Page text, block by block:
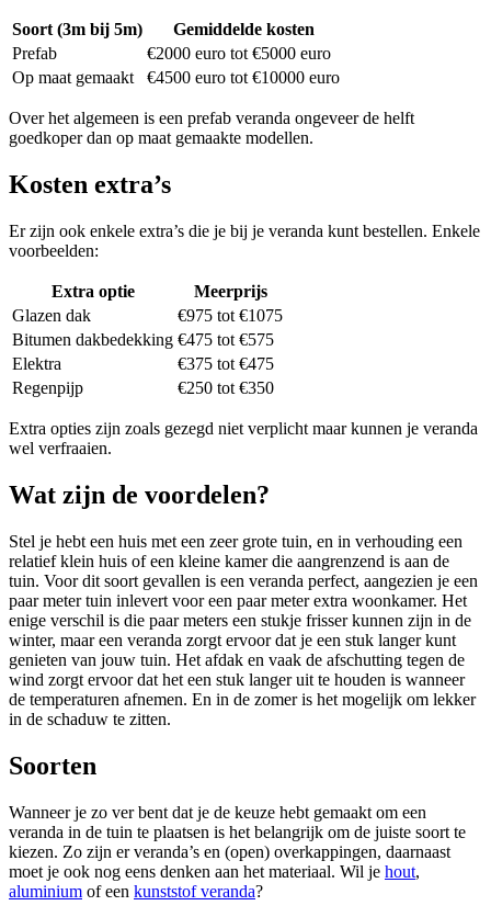
Soort (3m bij 5m)
Gemiddelde kosten
Prefab
€2000 euro tot €5000 euro
Op maat gemaakt
€4500 euro tot €10000 euro
Over het algemeen is een prefab veranda ongeveer de helft
goedkoper dan op maat gemaakte modellen.
Kosten extra’s
Er zijn ook enkele extra’s die je bij je veranda kunt bestellen. Enkele
voorbeelden:
Extra optie
Meerprijs
Glazen dak
€975 tot €1075
Bitumen dakbedekking €475 tot €575
Elektra
€375 tot €475
Regenpijp
€250 tot €350
Extra opties zijn zoals gezegd niet verplicht maar kunnen je veranda
wel verfraaien.
Wat zijn de voordelen?
Stel je hebt een huis met een zeer grote tuin, en in verhouding een
relatief klein huis of een kleine kamer die aangrenzend is aan de
tuin. Voor dit soort gevallen is een veranda perfect, aangezien je een
paar meter tuin inlevert voor een paar meter extra woonkamer. Het
enige verschil is die paar meters een stukje frisser kunnen zijn in de
winter, maar een veranda zorgt ervoor dat je een stuk langer kunt
genieten van jouw tuin. Het afdak en vaak de afschutting tegen de
wind zorgt ervoor dat het een stuk langer uit te houden is wanneer
de temperaturen afnemen. En in de zomer is het mogelijk om lekker
in de schaduw te zitten.
Soorten
Wanneer je zo ver bent dat je de keuze hebt gemaakt om een
veranda in de tuin te plaatsen is het belangrijk om de juiste soort te
kiezen. Zo zijn er veranda’s en (open) overkappingen, daarnaast
moet je ook nog eens denken aan het materiaal. Wil je hout,
aluminium of een kunststof veranda?